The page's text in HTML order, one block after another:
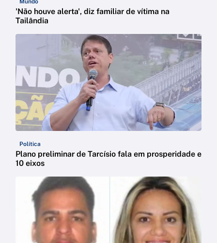
Mundo
'Não houve alerta', diz familiar de vítima na
Tailândia
Política
Plano preliminar de Tarcísio fala em prosperidade e
10 eixos